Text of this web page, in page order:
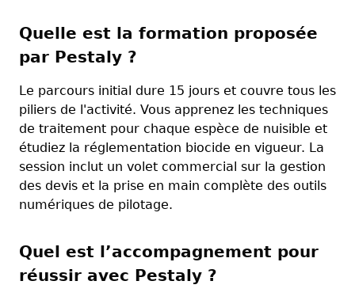
Quelle est la formation proposée
par Pestaly ?
Le parcours initial dure 15 jours et couvre tous les
piliers de l'activité. Vous apprenez les techniques
de traitement pour chaque espèce de nuisible et
étudiez la réglementation biocide en vigueur. La
session inclut un volet commercial sur la gestion
des devis et la prise en main complète des outils
numériques de pilotage.
Quel est l’accompagnement pour
réussir avec Pestaly ?